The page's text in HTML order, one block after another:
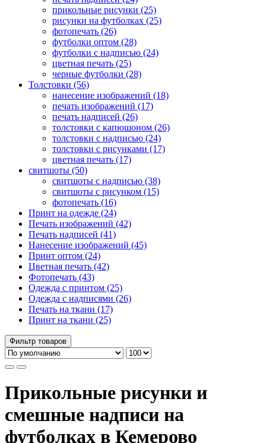
прикольные рисунки (25)
рисунки на футболках (25)
фотопечать (26)
футболки оптом (28)
футболки с надписью (24)
цветная печать (25)
черные футболки (28)
Толстовки (56)
нанесение изображений (18)
печать изображений (17)
печать надписей (26)
толстовки с капюшоном (26)
толстовки с надписью (24)
толстовки с рисунками (17)
цветная печать (17)
свитшоты (50)
свитшоты с надписью (38)
свитшоты с рисунком (15)
фотопечать (16)
Принт на одежде (24)
Печать изображений (42)
Печать надписей (41)
Нанесение изображений (45)
Принт оптом (24)
Цветная печать (42)
Фотопечать (43)
Одежда с принтом (25)
Одежда с надписями (26)
Печать на ткани (17)
Принт на ткани (25)
Фильтр товаров
Прикольные рисунки и
смешные надписи на
футболках в Кемерово